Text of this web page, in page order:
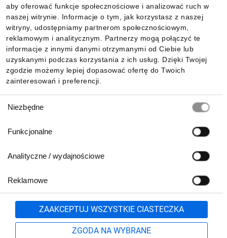
aby oferować funkcje społecznościowe i analizować ruch w
naszej witrynie. Informacje o tym, jak korzystasz z naszej
witryny, udostępniamy partnerom społecznościowym,
reklamowym i analitycznym. Partnerzy mogą połączyć te
informacje z innymi danymi otrzymanymi od Ciebie lub
uzyskanymi podczas korzystania z ich usług. Dzięki Twojej
zgodzie możemy lepiej dopasować ofertę do Twoich
zainteresowań i preferencji.
zgody
Niezbędne
Funkcjonalne
Analityczne / wydajnościowe
Reklamowe
ZAAKCEPTUJ WSZYSTKIE CIASTECZKA
ZGODA NA WYBRANE
Informacje
Pobierz naszą aplikację mobilną:
801 500 700 lub
71 37 61 600
Formularz kontaktowy